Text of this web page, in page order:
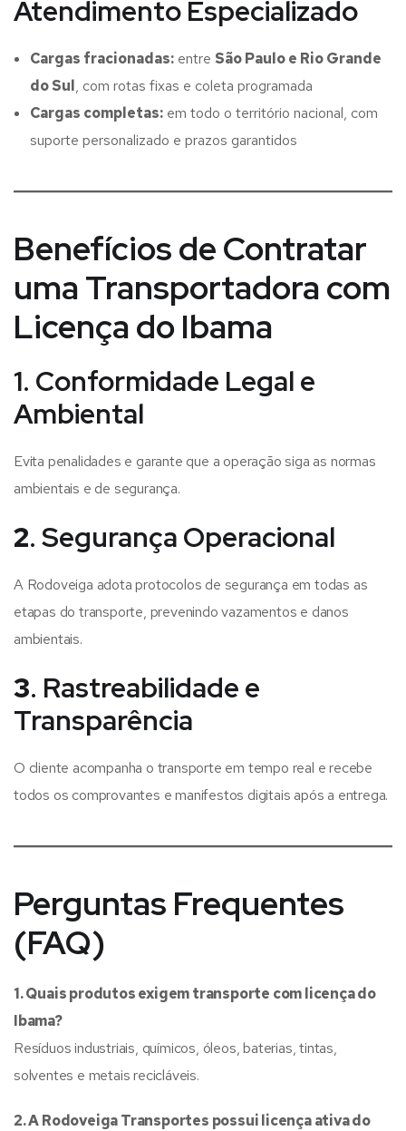
Atendimento Especializado
Cargas fracionadas: entre São Paulo e Rio Grande
do Sul, com rotas fixas e coleta programada
Cargas completas: em todo o território nacional, com
suporte personalizado e prazos garantidos
Benefícios de Contratar
uma Transportadora com
Licença do Ibama
1. Conformidade Legal e
Ambiental
Evita penalidades e garante que a operação siga as normas
ambientais e de segurança.
2. Segurança Operacional
A Rodoveiga adota protocolos de segurança em todas as
etapas do transporte, prevenindo vazamentos e danos
ambientais.
3. Rastreabilidade e
Transparência
O cliente acompanha o transporte em tempo real e recebe
todos os comprovantes e manifestos digitais após a entrega.
Perguntas Frequentes
(FAQ)
1. Quais produtos exigem transporte com licença do
Ibama?
Resíduos industriais, químicos, óleos, baterias, tintas,
solventes e metais recicláveis.
2. A Rodoveiga Transportes possui licença ativa do